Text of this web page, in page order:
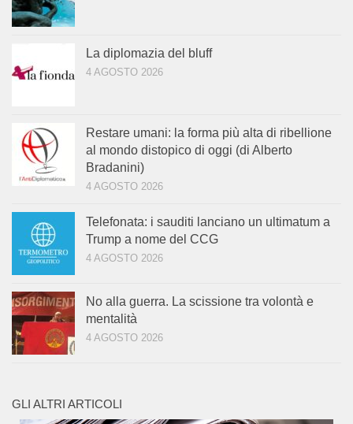
La diplomazia del bluff
4 AGOSTO 2026
Restare umani: la forma più alta di ribellione
al mondo distopico di oggi (di Alberto
Bradanini)
4 AGOSTO 2026
Telefonata: i sauditi lanciano un ultimatum a
Trump a nome del CCG
4 AGOSTO 2026
No alla guerra. La scissione tra volontà e
mentalità
4 AGOSTO 2026
GLI ALTRI ARTICOLI